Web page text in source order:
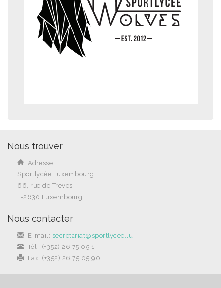
Nous trouver
Adresse:
Sportlycée Luxembourg
66, rue de Trèves
L-2630 Luxembourg
Nous contacter
E-mail: secretariat@sportlycee.lu
Tél.: (+352) 26 75 05 1
Fax: (+352) 26 75 05 90